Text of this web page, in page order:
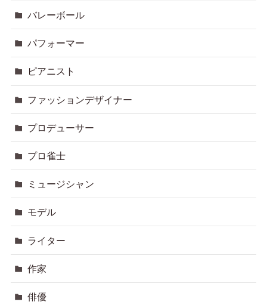
バレーボール
パフォーマー
ピアニスト
ファッションデザイナー
プロデューサー
プロ雀士
ミュージシャン
モデル
ライター
作家
俳優